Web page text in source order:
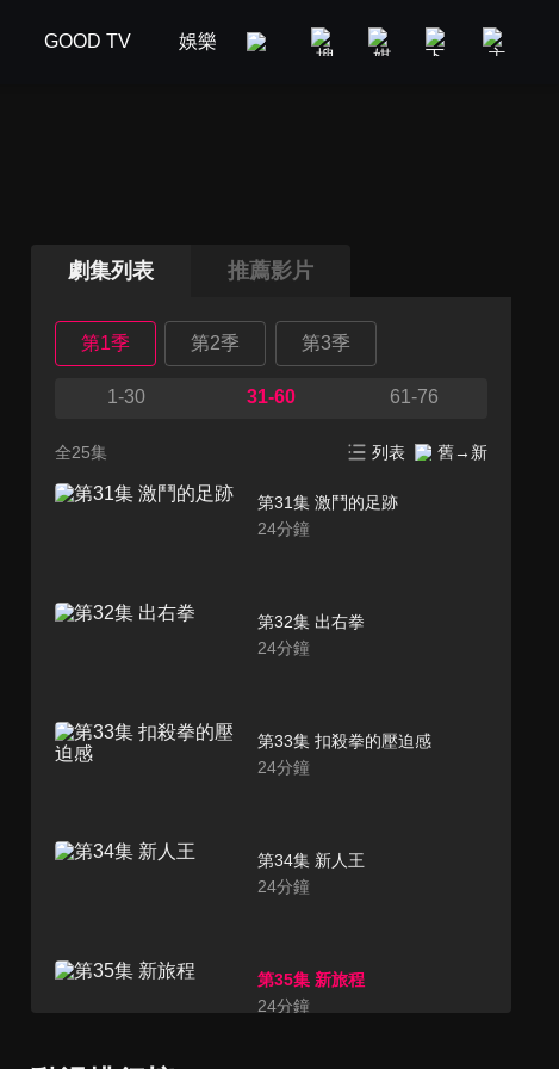
GOOD TV 娛樂 美食旅遊 新聞政論
劇集列表 推薦影片
第1季 第2季 第3季
1-30 31-60 61-76
全25集 列表 舊→新
第31集 激鬥的足跡
24分鐘
第32集 出右拳
24分鐘
第33集 扣殺拳的壓迫感
24分鐘
第34集 新人王
24分鐘
第35集 新旅程
24分鐘